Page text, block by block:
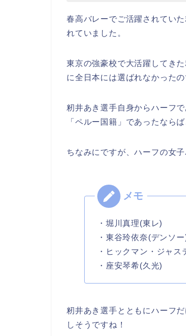
春高バレーでご活躍されていた
れていました。
東京の強豪校で大活躍してき
に全日本には選ばれなかったの
籾井あき選手自身からハーフ
「ペルー国籍」であったなら
ちなみにですが、ハーフの女
・堀川真理(東レ)
・東谷玲依奈(デンソ
・ヒックマン・ジャス
・座安琴希(久光)
籾井あき選手とともにハーフ
しそうですね！